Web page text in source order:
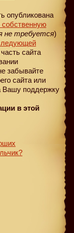
опубликована
собственную
не требуется)
сайта
забывайте
сайта или
Вашу поддержку
в этой